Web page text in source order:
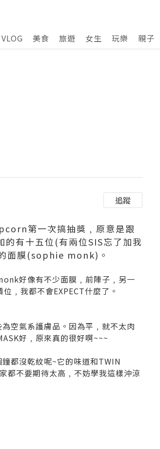
VLOG 美食 旅遊 女生 玩樂 親子
追蹤
第一次搞抽獎﹐原意是跟
有十五位(有兩位SIS忘了加我
面膜(sophie monk)。
好像有不少面膜﹐前陣子﹐另一
﹐我都不會EXPECT什麼了。
空氣系護膚品。因為平﹐就不太肉
好﹐原來真的很好啊~~~
都沒乾紋呢~它的味道和TWIN
都不要期待太高﹐不妨學我這樣沖涼